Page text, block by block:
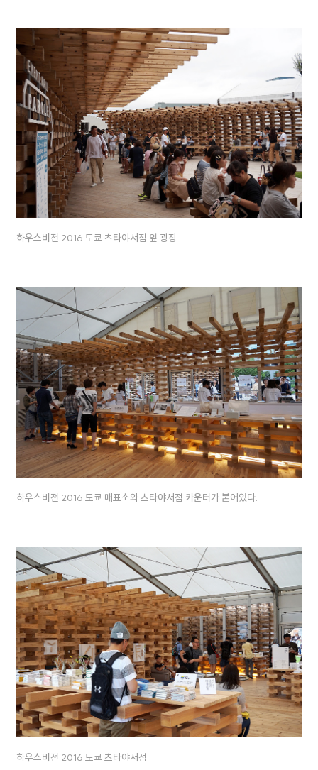
하우스비전 2016 도쿄 츠타야서점 앞 광장
하우스비전 2016 도쿄 매표소와 츠타야서점 카운터가 붙어있다.
하우스비전 2016 도쿄 츠타야서점